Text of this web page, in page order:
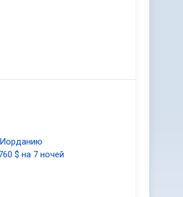
$ на 7 ночей